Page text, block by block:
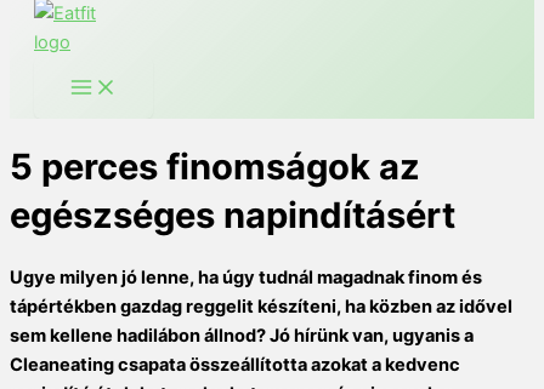
5 perces finomságok az
egészséges napindításért
Ugye milyen jó lenne, ha úgy tudnál magadnak finom és
tápértékben gazdag reggelit készíteni, ha közben az idővel
sem kellene hadilábon állnod? Jó hírünk van, ugyanis a
Cleaneating csapata összeállította azokat a kedvenc